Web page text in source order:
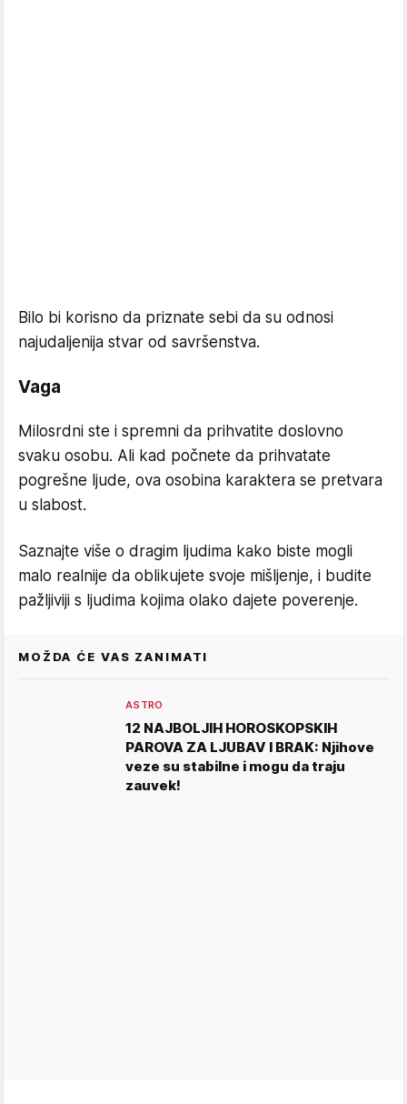
Bilo bi korisno da priznate sebi da su odnosi
najudaljenija stvar od savršenstva.
Vaga
Milosrdni ste i spremni da prihvatite doslovno
svaku osobu. Ali kad počnete da prihvatate
pogrešne ljude, ova osobina karaktera se pretvara
u slabost.
Saznajte više o dragim ljudima kako biste mogli
malo realnije da oblikujete svoje mišljenje, i budite
pažljiviji s ljudima kojima olako dajete poverenje.
MOŽDA ĆE VAS ZANIMATI
ASTRO
12 NAJBOLJIH HOROSKOPSKIH
PAROVA ZA LJUBAV I BRAK: Njihove
veze su stabilne i mogu da traju
zauvek!